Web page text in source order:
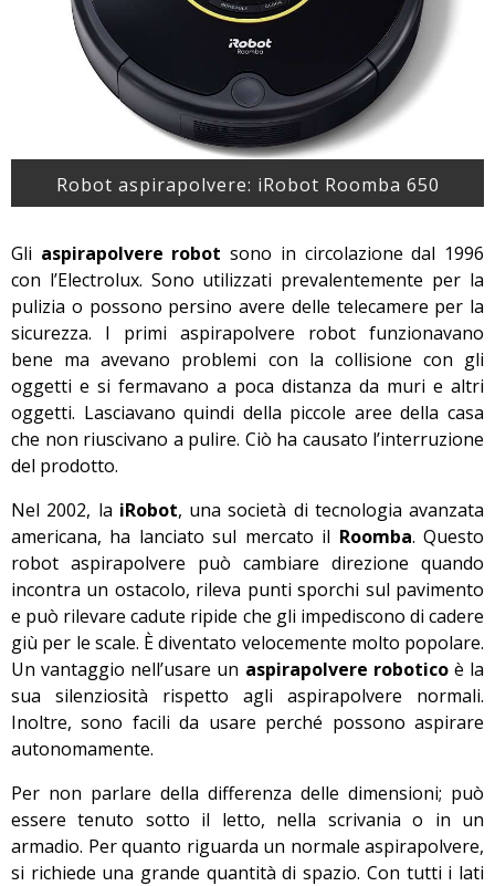
Robot aspirapolvere: iRobot Roomba 650
Gli aspirapolvere robot sono in circolazione dal 1996
con l’Electrolux. Sono utilizzati prevalentemente per la
pulizia o possono persino avere delle telecamere per la
sicurezza. I primi aspirapolvere robot funzionavano
bene ma avevano problemi con la collisione con gli
oggetti e si fermavano a poca distanza da muri e altri
oggetti. Lasciavano quindi della piccole aree della casa
che non riuscivano a pulire. Ciò ha causato l’interruzione
del prodotto.
Nel 2002, la iRobot, una società di tecnologia avanzata
americana, ha lanciato sul mercato il Roomba. Questo
robot aspirapolvere può cambiare direzione quando
incontra un ostacolo, rileva punti sporchi sul pavimento
e può rilevare cadute ripide che gli impediscono di cadere
giù per le scale. È diventato velocemente molto popolare.
Un vantaggio nell’usare un aspirapolvere roboticoè la
sua silenziosità rispetto agli aspirapolvere normali.
Inoltre, sono facili da usare perché possono aspirare
autonomamente.
Per non parlare della differenza delle dimensioni; può
essere tenuto sotto il letto, nella scrivania o in un
armadio. Per quanto riguarda un normale aspirapolvere,
si richiede una grande quantità di spazio. Con tutti i lati